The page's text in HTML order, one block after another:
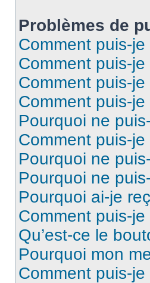
Problèmes de
Comment puis-
Comment puis-
Comment puis-
Comment puis-
Pourquoi ne
Comment puis-
Pourquoi ne
Pourquoi ne
Pourquoi ai-je
Comment puis-
Qu’est-ce le
Pourquoi mon
Comment puis-